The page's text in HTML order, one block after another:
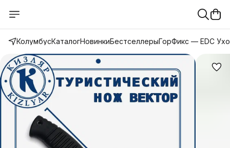
КолумбусКаталогНовинкиБестселлерыГорФикс — EDC